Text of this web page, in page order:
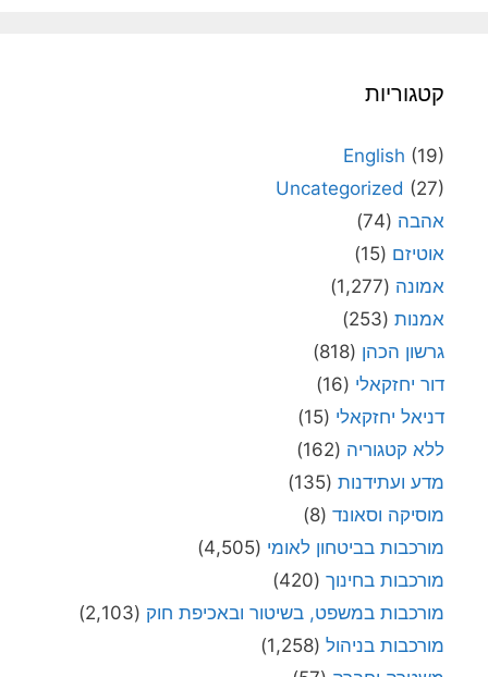
קטגוריות
English (19)
Uncategorized (27)
אהבה (74)
אוטיזם (15)
אמונה (1,277)
אמנות (253)
גרשון הכהן (818)
דור יחזקאלי (16)
דניאל יחזקאלי (15)
ללא קטגוריה (162)
מדע ועתידנות (135)
מוסיקה וסאונד (8)
מורכבות בביטחון לאומי (4,505)
מורכבות בחינוך (420)
מורכבות במשפט, בשיטור ובאכיפת חוק (2,103)
מורכבות בניהול (1,258)